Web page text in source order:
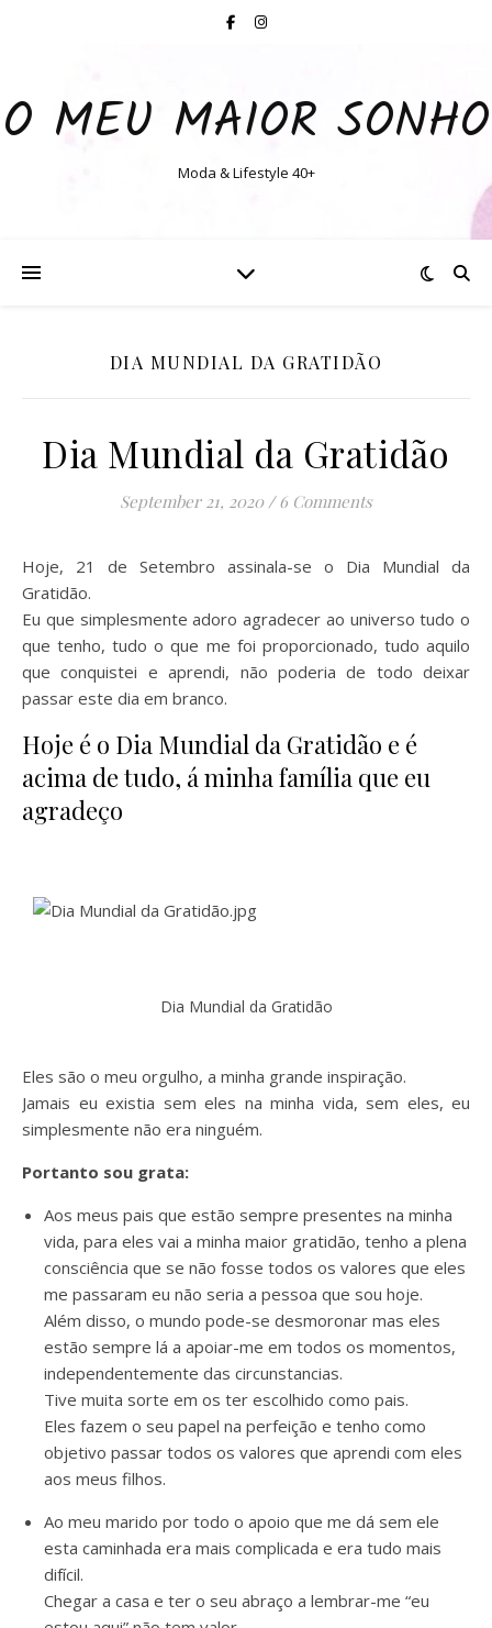
O MEU MAIOR SONHO
Moda & Lifestyle 40+
DIA MUNDIAL DA GRATIDÃO
Dia Mundial da Gratidão
September 21, 2020 / 6 Comments
Hoje, 21 de Setembro assinala-se o Dia Mundial da
Gratidão.
Eu que simplesmente adoro agradecer ao universo tudo o
que tenho, tudo o que me foi proporcionado, tudo aquilo
que conquistei e aprendi, não poderia de todo deixar
passar este dia em branco.
Hoje é o Dia Mundial da Gratidão e é
acima de tudo, á minha família que eu
agradeço
Dia Mundial da Gratidão
Eles são o meu orgulho, a minha grande inspiração.
Jamais eu existia sem eles na minha vida, sem eles, eu
simplesmente não era ninguém.
Portanto sou grata:
Aos meus pais que estão sempre presentes na minha
vida, para eles vai a minha maior gratidão, tenho a plena
consciência que se não fosse todos os valores que eles
me passaram eu não seria a pessoa que sou hoje.
Além disso, o mundo pode-se desmoronar mas eles
estão sempre lá a apoiar-me em todos os momentos,
independentemente das circunstancias.
Tive muita sorte em os ter escolhido como pais.
Eles fazem o seu papel na perfeição e tenho como
objetivo passar todos os valores que aprendi com eles
aos meus filhos.
Ao meu marido por todo o apoio que me dá sem ele
esta caminhada era mais complicada e era tudo mais
difícil.
Chegar a casa e ter o seu abraço a lembrar-me “eu